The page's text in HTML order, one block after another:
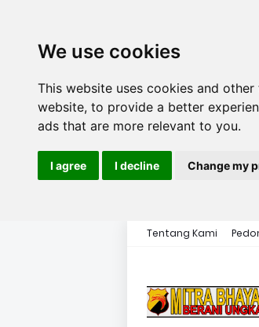
We use cookies
This website uses cookies and
website, to provide a better
ads that are more relevant to you.
I agree I decline Change my
Tentang Kami